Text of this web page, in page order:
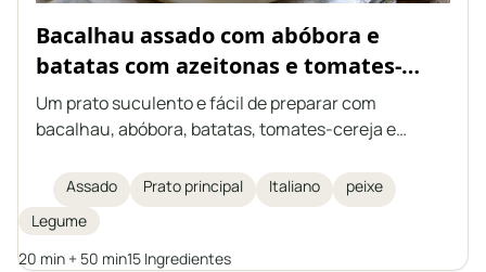
Bacalhau assado com abóbora e
batatas com azeitonas e tomates-
cereja
Um prato suculento e fácil de preparar com
bacalhau, abóbora, batatas, tomates-cereja e
recipiente. Uma refeição perfeita para os dias de
outono e inverno, inspirada na culinária italiana.
Uma caçarola que não exige acompanhamentos
separados, repleta de legumes e ervas aromáticas.
Assado Prato principal Italiano
peixe
Legume
20 min + 50 min15 Ingredientes